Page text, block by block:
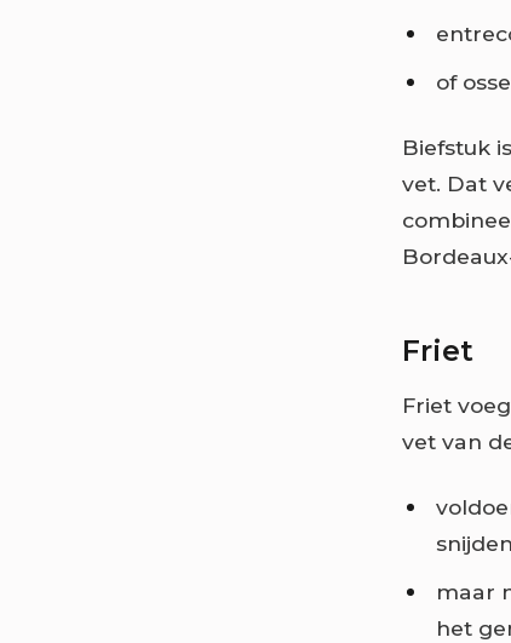
of
Biefstuk
vet. Dat
Friet
Friet
vet van
maar
het